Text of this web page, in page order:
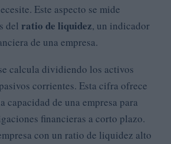
Este aspecto se mide
del ratio de liquidez, un indicador
de una empresa.
calcula dividiendo los activos
corrientes. Esta cifra ofrece
capacidad de una empresa para
financieras a corto plazo.
con un ratio de liquidez alto